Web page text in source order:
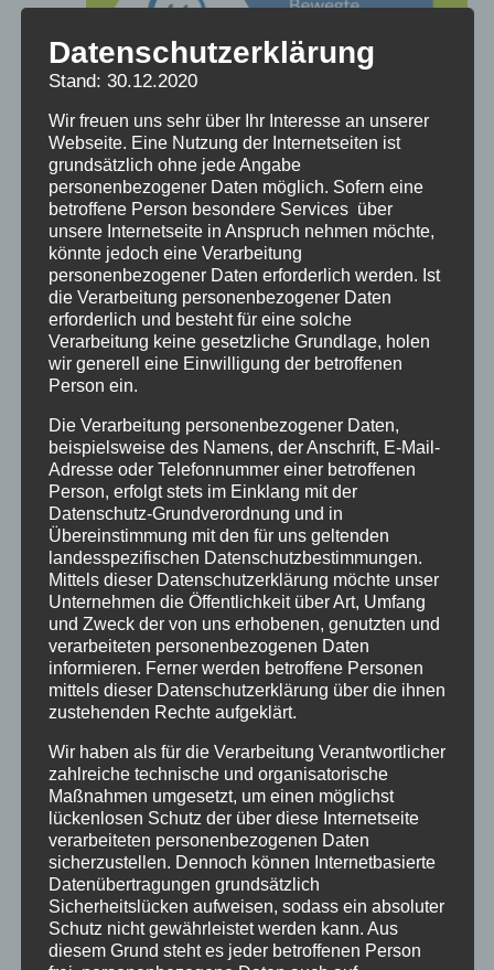
NRW: Bewegte Meditation mit Frauke Kretzer
29.06.2025 - 15:30- 16:30
Juli 2025
DI.
1
Treffen der Heimortgruppe Norderney
01.07.2025 - 19:30- 21:00
Datenschutzerklärung
Stand: 30.12.2020
Wir freuen uns sehr über Ihr Interesse an unserer
Webseite. Eine Nutzung der Internetseiten ist
grundsätzlich ohne jede Angabe
personenbezogener Daten möglich. Sofern eine
betroffene Person besondere Services über
unsere Internetseite in Anspruch nehmen möchte,
könnte jedoch eine Verarbeitung
personenbezogener Daten erforderlich werden. Ist
die Verarbeitung personenbezogener Daten
erforderlich und besteht für eine solche
Verarbeitung keine gesetzliche Grundlage, holen
wir generell eine Einwilligung der betroffenen
Person ein.
Die Verarbeitung personenbezogener Daten,
beispielsweise des Namens, der Anschrift, E-Mail-
Adresse oder Telefonnummer einer betroffenen
Person, erfolgt stets im Einklang mit der
Datenschutz-Grundverordnung und in
Übereinstimmung mit den für uns geltenden
landesspezifischen Datenschutzbestimmungen.
Mittels dieser Datenschutzerklärung möchte unser
Unternehmen die Öffentlichkeit über Art, Umfang
und Zweck der von uns erhobenen, genutzten und
verarbeiteten personenbezogenen Daten
informieren. Ferner werden betroffene Personen
mittels dieser Datenschutzerklärung über die ihnen
zustehenden Rechte aufgeklärt.
Wir haben als für die Verarbeitung Verantwortlicher
zahlreiche technische und organisatorische
Maßnahmen umgesetzt, um einen möglichst
lückenlosen Schutz der über diese Internetseite
verarbeiteten personenbezogenen Daten
sicherzustellen. Dennoch können Internetbasierte
Datenübertragungen grundsätzlich
Sicherheitslücken aufweisen, sodass ein absoluter
Schutz nicht gewährleistet werden kann. Aus
diesem Grund steht es jeder betroffenen Person